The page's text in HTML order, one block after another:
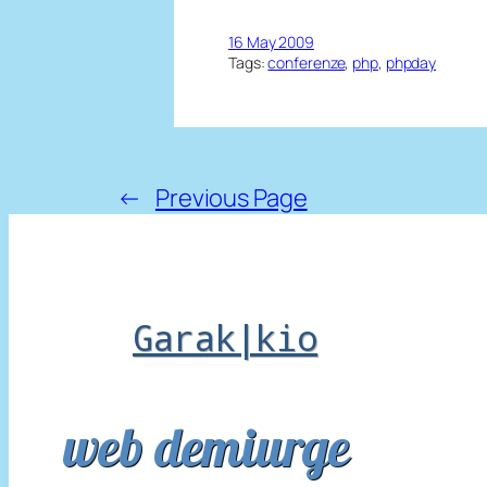
16 May 2009
Tags:conferenze, php, phpday
← Previous Page
Garak|kio
web demiurge